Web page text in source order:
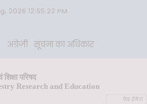
2026 12:55:22 PM
अंग्रेज़ी सूचना का अधिकार
परिषद
Research and Education
वेब ईमेल